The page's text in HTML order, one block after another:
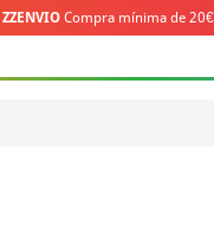
ZZENVIO Compra mínima de 20€